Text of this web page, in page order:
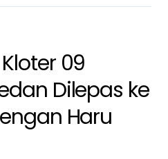
09
Dilepas ke
Haru